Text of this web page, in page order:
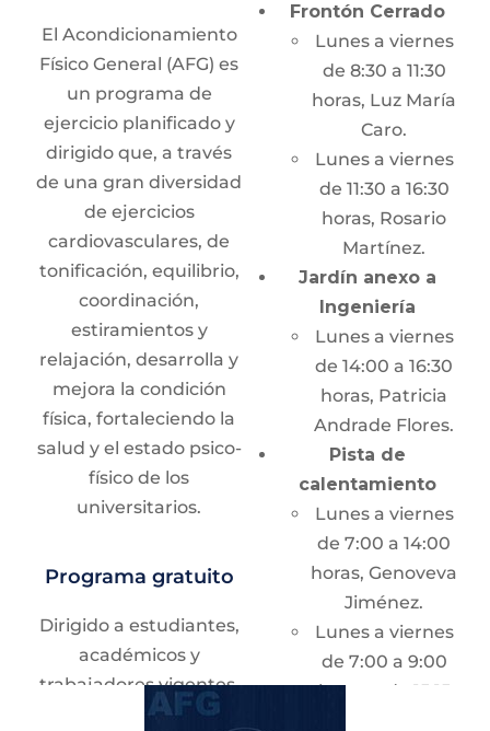
Aprende a nadar
Objetivo: Enseñar y
mejorar la condición
física en el medio
acuático.
Nivel I:Habilidades
básicas.
Nivel II:Estilos crol
y dorso.
Nivel III:Técnica
avanzada de estilos
y desplazamientos.
Modalidades
sesiones de una
hora.
Sabatinos:12
sesiones de dos
horas.
Credencial vigente
y tira de materias.
Pago de cuota de
recuperación.
Entrega de
documentos en la
Dirección General
del Deporte
Universitario.
Contacto
Teléfonos:55 5622
0526 y 55 5622 0527 ext.
40458
Correo electrónico:
El Acondicionamiento
Físico General (AFG) es
un programa de
ejercicio planificado y
dirigido que, a través
de una gran diversidad
de ejercicios
cardiovasculares, de
tonificación, equilibrio,
coordinación,
estiramientos y
relajación, desarrolla y
mejora la condición
física, fortaleciendo la
salud y el estado psico-
físico de los
universitarios.
Programa gratuito
Dirigido a estudiantes,
académicos y
trabajadores vigentes.
Frontón Cerrado
Lunes a viernes
de 8:30 a 11:30
horas, Luz María
Caro.
Lunes a viernes
de 11:30 a 16:30
horas, Rosario
Martínez.
Jardín anexo a
Ingeniería
Lunes a viernes
de 14:00 a 16:30
horas, Patricia
Andrade Flores.
Pista de
calentamiento
Lunes a viernes
de 7:00 a 14:00
horas, Genoveva
Jiménez.
Lunes a viernes
de 7:00 a 9:00
horas y de 15:15